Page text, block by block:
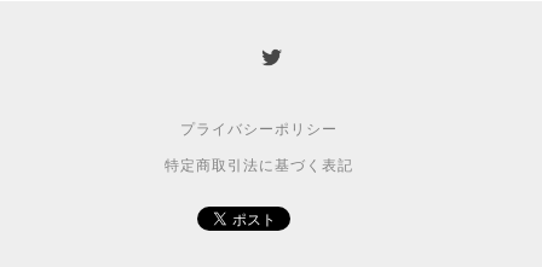
プライバシーポリシー
特定商取引法に基づく表記